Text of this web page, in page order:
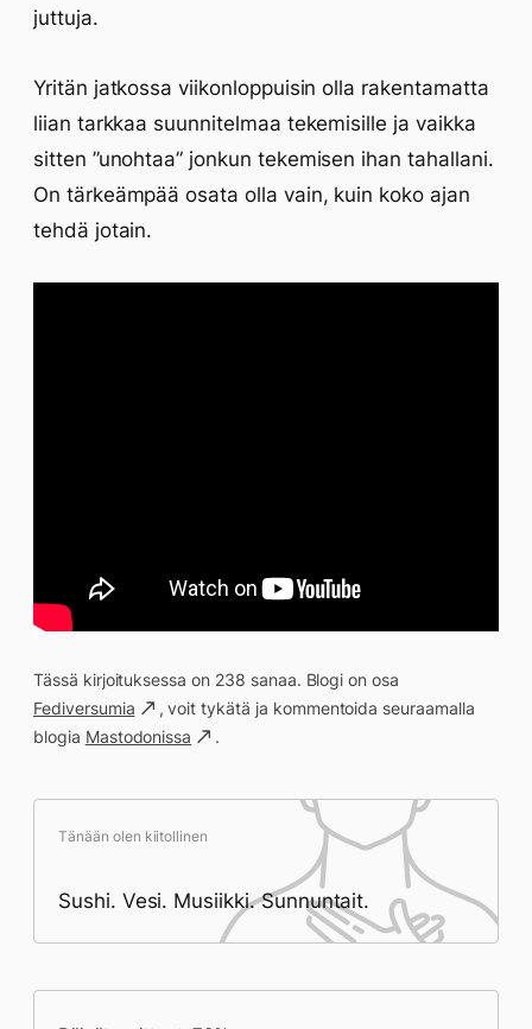
juttuja.
Yritän jatkossa viikonloppuisin olla rakentamatta
liian tarkkaa suunnitelmaa tekemisille ja vaikka
sitten ”unohtaa” jonkun tekemisen ihan tahallani.
On tärkeämpää osata olla vain, kuin koko ajan
tehdä jotain.
Tässä kirjoituksessa on 238 sanaa. Blogi on osa
Fediversumia
, voit tykätä ja kommentoida seuraamalla
blogia Mastodonissa .
Tänään olen kiitollinen
Sushi. Vesi. Musiikki. Sunnuntait.